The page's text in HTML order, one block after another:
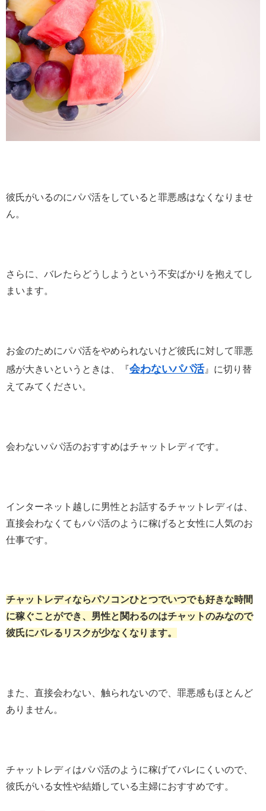
彼氏がいるのにパパ活をしていると罪悪感はなくなりませ
ん。
さらに、バレたらどうしようという不安ばかりを抱えてし
まいます。
お金のためにパパ活をやめられないけど彼氏に対して罪悪
感が大きいというときは、『会わないパパ活』に切り替
えてみてください。
会わないパパ活のおすすめはチャットレディ です。
インターネット越しに男性とお話するチャットレディは、
直接会わなくてもパパ活のように稼げると女性に人気のお
仕事です。
チャットレディならパソコンひとつでいつでも好きな時間
に稼ぐことができ、男性と関わるのはチャットのみなので
彼氏にバレるリスクが少なくなります。
また、直接会わない、触られないので、罪悪感もほとんど
ありません。
チャットレディはパパ活のように稼げてバレにくいので、
彼氏がいる女性や結婚している主婦におすすめです。